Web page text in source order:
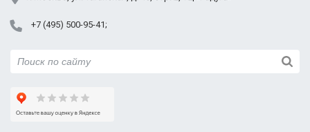
+7 (495) 500-95-41